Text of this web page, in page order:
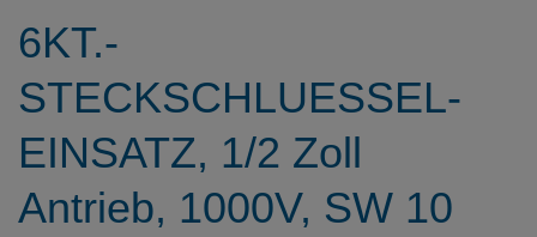
6KT.-
STECKSCHLUESSEL-
EINSATZ, 1/2 Zoll
Antrieb, 1000V, SW 10